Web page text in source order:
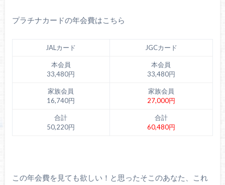
プラチナカードの年会費はこちら
JALカード JGCカード
本会員
33,480円
本会員
33,480円
家族会員
16,740円
家族会員
27,000円
合計
50,220円
合計
60,480円
この年会費を見ても欲しい！と思ったそこのあなた、これ